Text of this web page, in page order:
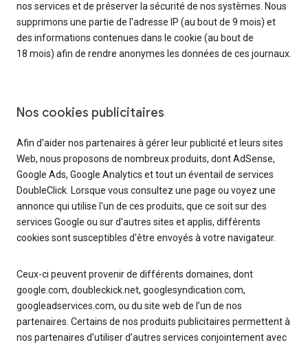
nos services et de préserver la sécurité de nos systèmes. Nous
supprimons une partie de l'adresse IP (au bout de 9 mois) et
des informations contenues dans le cookie (au bout de
18 mois) afin de rendre anonymes les données de ces journaux.
Nos cookies publicitaires
Afin d'aider nos partenaires à gérer leur publicité et leurs sites
Web, nous proposons de nombreux produits, dont AdSense,
Google Ads, Google Analytics et tout un éventail de services
DoubleClick. Lorsque vous consultez une page ou voyez une
annonce qui utilise l'un de ces produits, que ce soit sur des
services Google ou sur d'autres sites et applis, différents
cookies sont susceptibles d'être envoyés à votre navigateur.
Ceux-ci peuvent provenir de différents domaines, dont
google.com, doubleckick.net, googlesyndication.com,
googleadservices.com, ou du site web de l’un de nos
partenaires. Certains de nos produits publicitaires permettent à
nos partenaires d’utiliser d’autres services conjointement avec